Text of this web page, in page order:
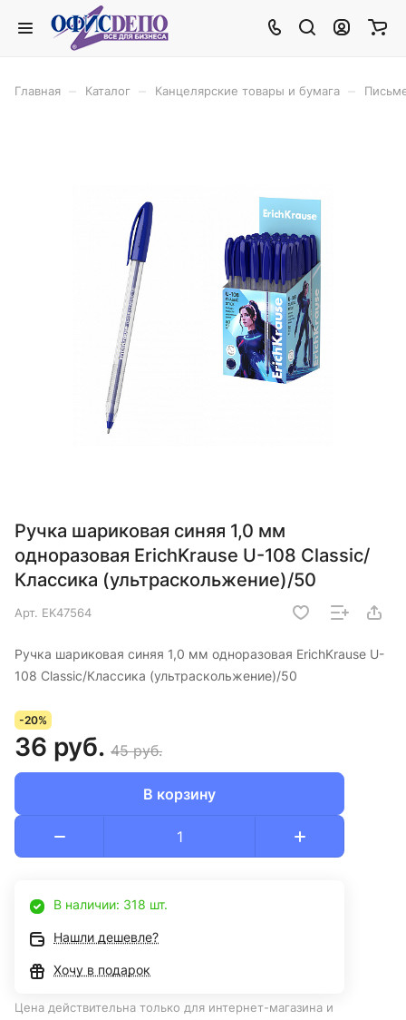
Главная Каталог Канцелярские товары и бумага
Ручка шариковая синяя 1,0 мм
одноразовая ErichKrause U-108 Classic/
Классика (ультраскольжение)/50
Арт. EK47564
Ручка шариковая синяя 1,0 мм одноразовая ErichKrause U-
108 Classic/Классика (ультраскольжение)/50
-20%
36 руб. 45 руб.
В корзину
В наличии: 318 шт.
Нашли дешевле?
Хочу в подарок
Цена действительна только для интернет-магазина и